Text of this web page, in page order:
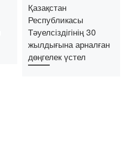
Қазақстан
Республикасы
Тәуелсіздігінің 30
жылдығына арналған
дөңгелек үстел